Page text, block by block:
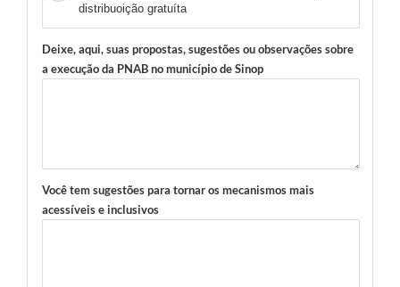
distribuoição gratuíta
Deixe, aqui, suas propostas, sugestões ou observações sobre
a execução da PNAB no município de Sinop
Você tem sugestões para tornar os mecanismos mais
acessíveis e inclusivos